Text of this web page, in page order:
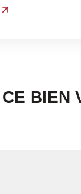
CE BIEN